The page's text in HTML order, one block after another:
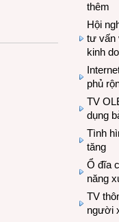
thêm
Hội
tư vấn
kinh
phủ
TV
dụng
Tình
tăng
Ổ đĩa
năng
TV
người